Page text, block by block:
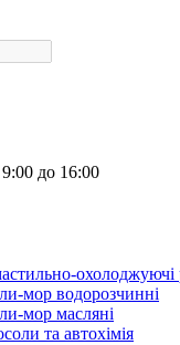
до 16:00
охолоджуючі
мор водорозчинні
мор масляні
та автохімія